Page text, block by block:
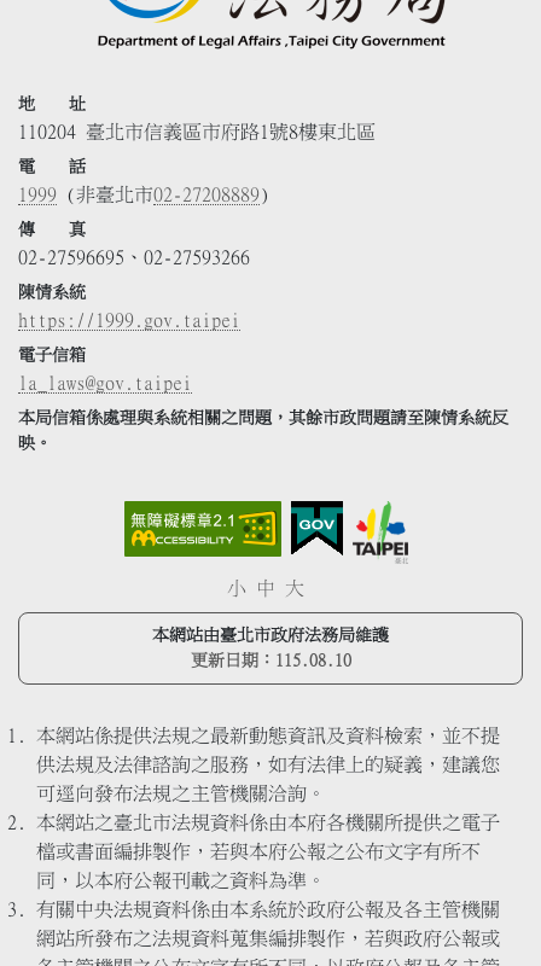
地 址
110204 臺北市信義區市府路1號8樓東北區
電 話
1999 (非臺北市02-27208889)
傳 真
02-27596695、02-27593266
陳情系統
https://1999.gov.taipei
電子信箱
la_laws@gov.taipei
本局信箱係處理與系統相關之問題，其餘市政問題請至陳情系統反
映。
小 中 大
本網站由臺北市政府法務局維護
更新日期： 115.08.10
本網站係提供法規之最新動態資訊及資料檢索，並不提
供法規及法律諮詢之服務，如有法律上的疑義，建議您
可逕向發布法規之主管機關洽詢。
本網站之臺北市法規資料係由本府各機關所提供之電子
檔或書面編排製作，若與本府公報之公布文字有所不
同，以本府公報刊載之資料為準。
有關中央法規資料係由本系統於政府公報及各主管機關
網站所發布之法規資料蒐集編排製作，若與政府公報或